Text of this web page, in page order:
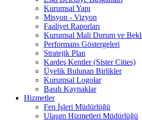
Kurumsal Yapı
Misyon - Vizyon
Faaliyet Raporları
Kurumsal Mali Durum ve
Performans Göstergeleri
Stratejik Plan
Kardeş Kentler (Sister Cities)
Üyelik Bulunan Birlikler
Kurumsal Logolar
Basılı Kaynaklar
Hizmetler
Fen İşleri Müdürlüğü
Ulaşım Hizmetleri Müdürlüğü